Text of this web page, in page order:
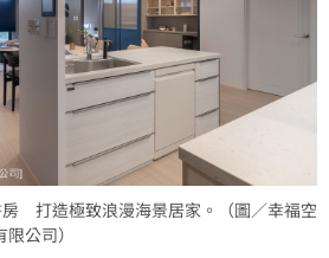
打造極致浪漫海景居家。（圖／幸福空
公司）